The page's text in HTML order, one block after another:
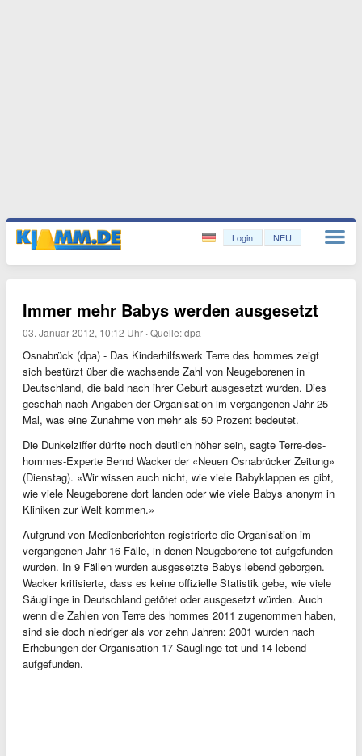
Login NEU
Immer mehr Babys werden ausgesetzt
03. Januar 2012, 10:12 Uhr ·Quelle:dpa
Osnabrück (dpa) - Das Kinderhilfswerk Terre des hommes zeigt
sich bestürzt über die wachsende Zahl von Neugeborenen in
Deutschland, die bald nach ihrer Geburt ausgesetzt wurden. Dies
geschah nach Angaben der Organisation im vergangenen Jahr 25
Mal, was eine Zunahme von mehr als 50 Prozent bedeutet.
Die Dunkelziffer dürfte noch deutlich höher sein, sagte Terre-des-
hommes-Experte Bernd Wacker der «Neuen Osnabrücker Zeitung»
(Dienstag). «Wir wissen auch nicht, wie viele Babyklappen es gibt,
wie viele Neugeborene dort landen oder wie viele Babys anonym in
Kliniken zur Welt kommen.»
Aufgrund von Medienberichten registrierte die Organisation im
vergangenen Jahr 16 Fälle, in denen Neugeborene tot aufgefunden
wurden. In 9 Fällen wurden ausgesetzte Babys lebend geborgen.
Wacker kritisierte, dass es keine offizielle Statistik gebe, wie viele
Säuglinge in Deutschland getötet oder ausgesetzt würden. Auch
wenn die Zahlen von Terre des hommes 2011 zugenommen haben,
sind sie doch niedriger als vor zehn Jahren: 2001 wurden nach
Erhebungen der Organisation 17 Säuglinge tot und 14 lebend
aufgefunden.